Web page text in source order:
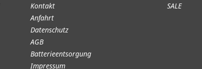
Kontakt
Anfahrt
Datenschutz
AGB
Batterieentsorgung
Impressum
SALE